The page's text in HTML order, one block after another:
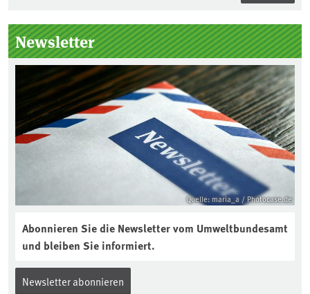
Seitenleiste
Newsletter
Quelle: maria_a / Photocase.de
Abonnieren Sie die Newsletter vom Umweltbundesamt
und bleiben Sie informiert.
Newsletter abonnieren